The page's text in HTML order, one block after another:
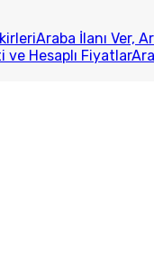
Araba İlanı Ver,
Hesaplı Fiyatlar